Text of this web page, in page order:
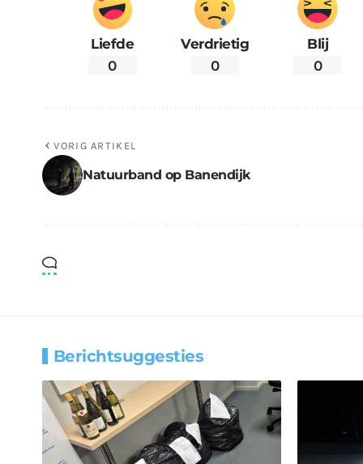
Liefde
0
Verdrietig
0
Blij
0
VORIG ARTIKEL
Natuurband op Banendijk
Berichtsuggesties